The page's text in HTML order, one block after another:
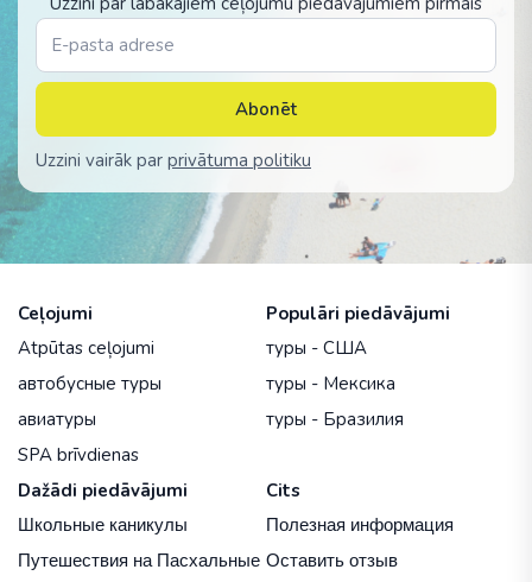
Abonēt
Uzzini vairāk par privātuma politiku
Ceļojumi
Atpūtas ceļojumi
автобусные туры
авиатуры
SPA brīvdienas
Populāri piedāvājumi
туры - США
туры - Мексика
туры - Бразилия
Dažādi piedāvājumi
Школьные каникулы
Путешествия на Пасхальные
Cits
Полезная информация
Оставить отзыв